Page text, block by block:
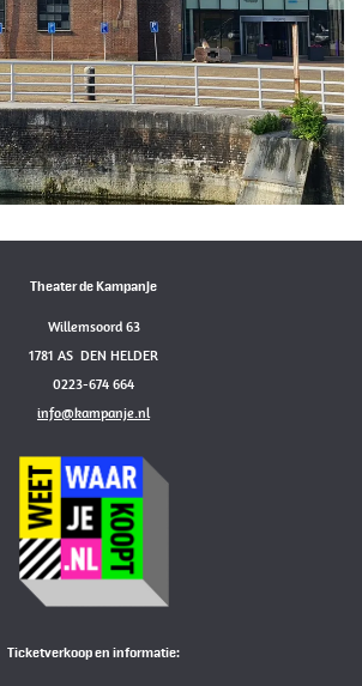
Theater de Kampanje
Willemsoord 63
1781 AS DEN HELDER
0223-674 664
info@kampanje.nl
Ticketverkoop en informatie: